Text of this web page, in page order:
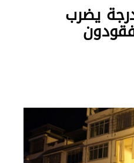
بقوة 5.2 درجة يضرب